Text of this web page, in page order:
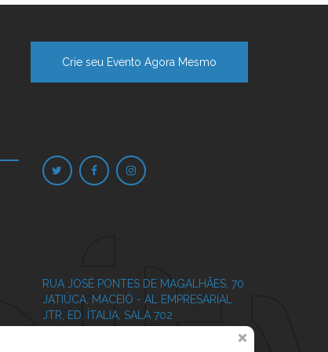
Crie seu Evento Agora Mesmo
RUA JOSÉ PONTES DE MAGALHÃES, 70
JATIÚCA, MACEIÓ - AL
EMPRESARIAL
JTR, ED. ÍTALIA, SALA 702